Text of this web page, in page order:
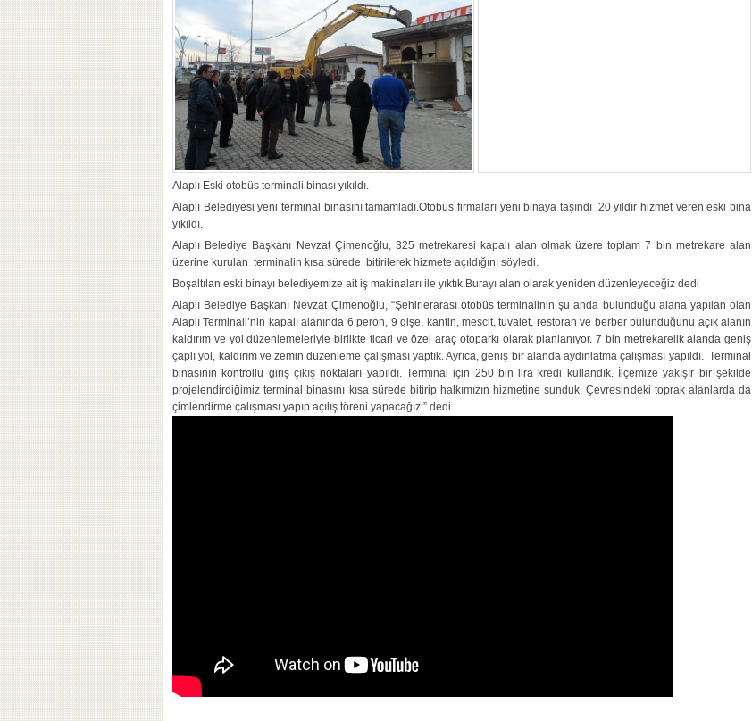
Alaplı Eski otobüs terminali binası yıkıldı.
Alaplı Belediyesi yeni terminal binasını tamamladı.Otobüs firmaları yeni binaya taşındı .20 yıldır hizmet veren eski bina
yıkıldı.
Alaplı Belediye Başkanı Nevzat Çimenoğlu, 325 metrekaresi kapalı alan olmak üzere toplam 7 bin metrekare alan
üzerine kurulan terminalin kısa sürede bitirilerek hizmete açıldığını söyledi.
Boşaltılan eski binayı belediyemize ait iş makinaları ile yıktık.Burayı alan olarak yeniden düzenleyeceğiz dedi
Alaplı Belediye Başkanı Nevzat Çimenoğlu, “Şehirlerarası otobüs terminalinin şu anda bulunduğu alana yapılan olan
Alaplı Terminali’nin kapalı alanında 6 peron, 9 gişe, kantin, mescit, tuvalet, restoran ve berber bulunduğunu açık alanın
kaldırım ve yol düzenlemeleriyle birlikte ticari ve özel araç otoparkı olarak planlanıyor. 7 bin metrekarelik alanda geniş
çaplı yol, kaldırım ve zemin düzenleme çalışması yaptık. Ayrıca, geniş bir alanda aydınlatma çalışması yapıldı. Terminal
binasının kontrollü giriş çıkış noktaları yapıldı. Terminal için 250 bin lira kredi kullandık. İlçemize yakışır bir şekilde
projelendirdiğimiz terminal binasını kısa sürede bitirip halkımızın hizmetine sunduk. Çevresindeki toprak alanlarda da
çimlendirme çalışması yapıp açılış töreni yapacağız ” dedi.